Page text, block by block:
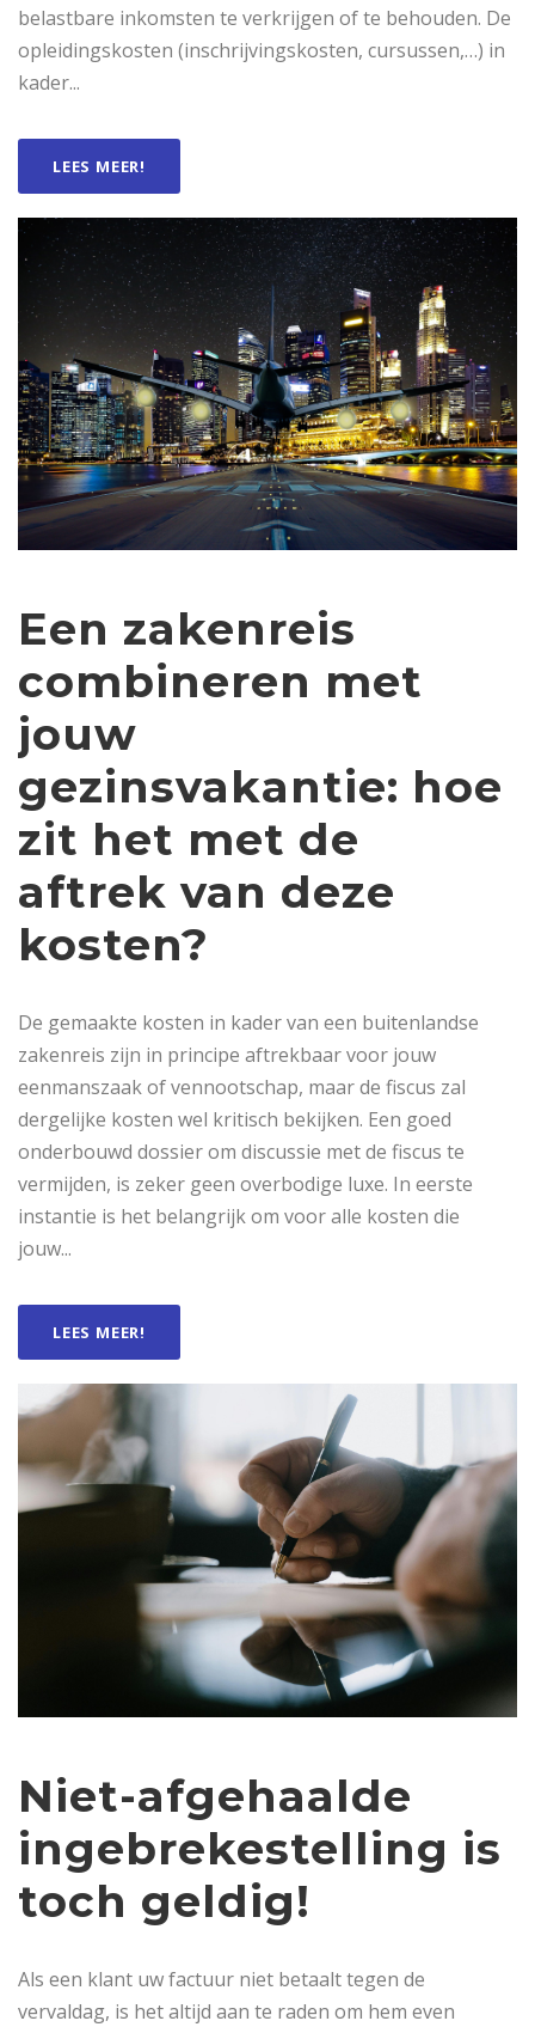
belastbare inkomsten te verkrijgen of te behouden. De
opleidingskosten (inschrijvingskosten, cursussen,…) in
kader...
LEES MEER!
Een zakenreis
combineren met
jouw
gezinsvakantie: hoe
zit het met de
aftrek van deze
kosten?
De gemaakte kosten in kader van een buitenlandse
zakenreis zijn in principe aftrekbaar voor jouw
eenmanszaak of vennootschap, maar de fiscus zal
dergelijke kosten wel kritisch bekijken. Een goed
onderbouwd dossier om discussie met de fiscus te
vermijden, is zeker geen overbodige luxe. In eerste
instantie is het belangrijk om voor alle kosten die
jouw...
LEES MEER!
Niet-afgehaalde
ingebrekestelling is
toch geldig!
Als een klant uw factuur niet betaalt tegen de
vervaldag, is het altijd aan te raden om hem even